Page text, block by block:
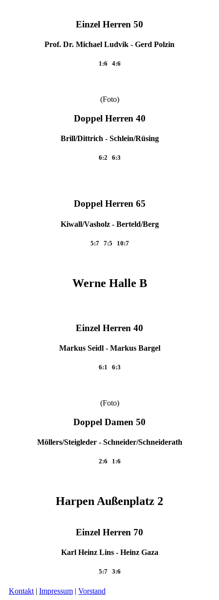
Einzel Herren 50
Prof. Dr. Michael Ludvik - Gerd Polzin
1:6 4:6
(Foto)
Doppel Herren 40
Brill/Dittrich - Schlein/Rüsing
6:2 6:3
Doppel Herren 65
Kiwall/Vasholz - Berteld/Berg
5:7 7:5 10:7
Werne Halle B
Einzel Herren 40
Markus Seidl - Markus Bargel
6:1 6:3
(Foto)
Doppel Damen 50
Möllers/Steigleder - Schneider/Schneiderath
2:6 1:6
Harpen Außenplatz 2
Einzel Herren 70
Karl Heinz Lins - Heinz Gaza
5:7 3:6
Kontakt | Impressum | Vorstand